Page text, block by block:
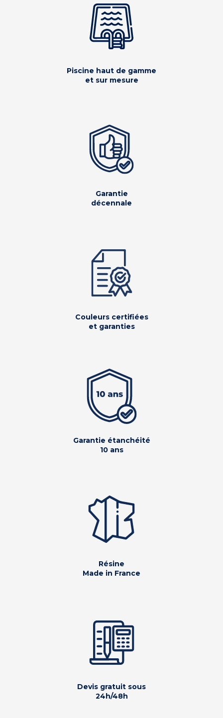
Piscine haut de gamme
et sur mesure
Garantie
décennale
Couleurs certifiées
et garanties
Garantie étanchéité
10 ans
Résine
Made in France
Devis gratuit sous
24h/48h